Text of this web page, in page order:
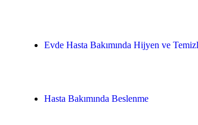
Evde Hasta Bakımında Hijyen ve
Hasta Bakımında Beslenme